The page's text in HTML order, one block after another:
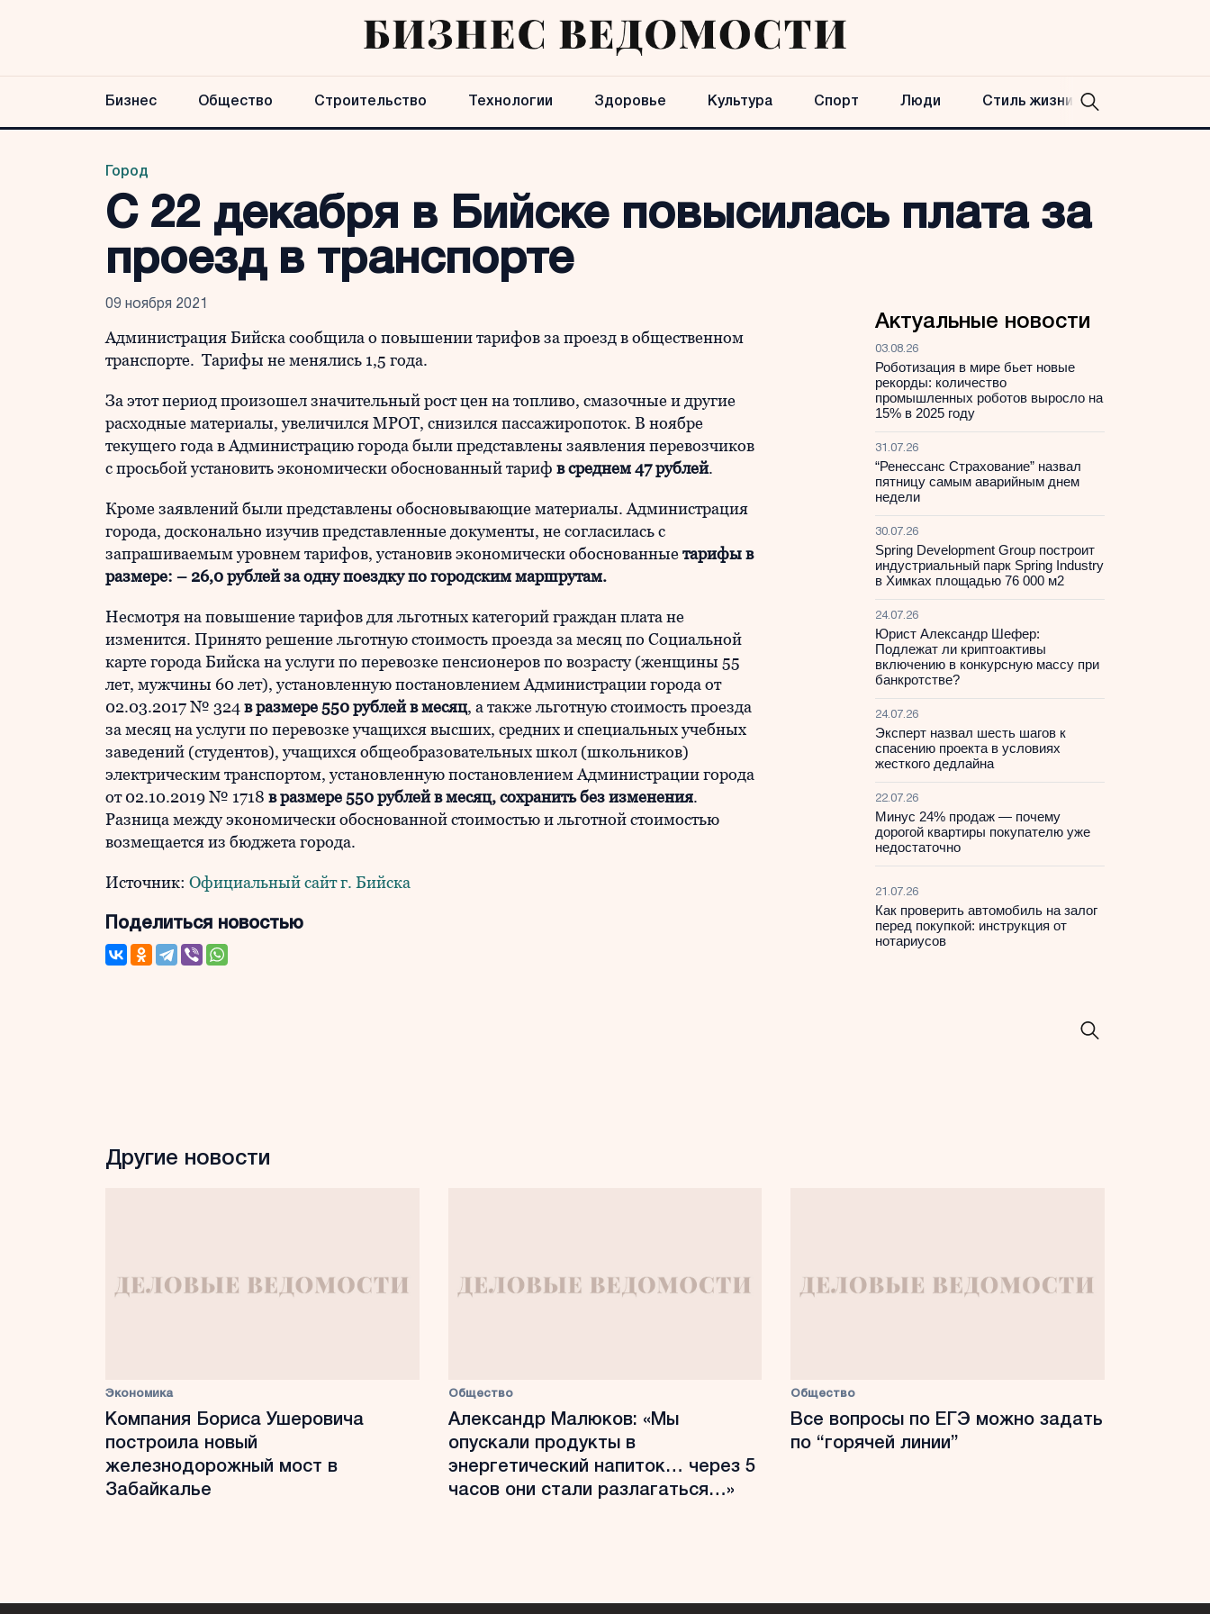
Бизнес Общество Строительство Технологии Здоровье Культура Спорт Люди Стиль жизни
Город
С 22 декабря в Бийске повысилась плата за
проезд в транспорте
09 ноября 2021
Администрация Бийска сообщила о повышении тарифов за проезд в общественном
транспорте. Тарифы не менялись 1,5 года.
За этот период произошел значительный рост цен на топливо, смазочные и другие
расходные материалы, увеличился МРОТ, снизился пассажиропоток. В ноябре
текущего года в Администрацию города были представлены заявления перевозчиков
с просьбой установить экономически обоснованный тариф в среднем 47 рублей.
Кроме заявлений были представлены обосновывающие материалы. Администрация
города, досконально изучив представленные документы, не согласилась с
запрашиваемым уровнем тарифов, установив экономически обоснованныетарифы в
размере: – 26,0 рублей за одну поездку по городским маршрутам.
Несмотря на повышение тарифов для льготных категорий граждан плата не
изменится. Принято решение льготную стоимость проезда за месяц по Социальной
карте города Бийска на услуги по перевозке пенсионеров по возрасту (женщины 55
лет, мужчины 60 лет), установленную постановлением Администрации города от
02.03.2017 № 324в размере 550 рублей в месяц, а также льготную стоимость проезда
за месяц на услуги по перевозке учащихся высших, средних и специальных учебных
заведений (студентов), учащихся общеобразовательных школ (школьников)
электрическим транспортом, установленную постановлением Администрации города
от 02.10.2019 № 1718 в размере 550 рублей в месяц, сохранить без изменения.
Разница между экономически обоснованной стоимостью и льготной стоимостью
возмещается из бюджета города.
Источник: Официальный сайт г. Бийска
Поделиться новостью
Актуальные новости
03.08.26
Роботизация в мире бьет новые
рекорды: количество
промышленных роботов выросло на
15% в 2025 году
31.07.26
“Ренессанс Страхование” назвал
пятницу самым аварийным днем
недели
30.07.26
Spring Development Group построит
индустриальный парк Spring Industry
в Химках площадью 76 000 м2
24.07.26
Юрист Александр Шефер:
Подлежат ли криптоактивы
включению в конкурсную массу при
банкротстве?
24.07.26
Эксперт назвал шесть шагов к
спасению проекта в условиях
жесткого дедлайна
22.07.26
Минус 24% продаж — почему
дорогой квартиры покупателю уже
недостаточно
21.07.26
Как проверить автомобиль на залог
перед покупкой: инструкция от
нотариусов
Другие новости
Экономика
Компания Бориса Ушеровича
построила новый
железнодорожный мост в
Забайкалье
Общество
Александр Малюков: «Мы
опускали продукты в
энергетический напиток… через 5
часов они стали разлагаться…»
Общество
Все вопросы по ЕГЭ можно задать
по “горячей линии”